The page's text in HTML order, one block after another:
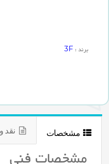
برند : 3F
مشخصات نقد
مشخصات فنی